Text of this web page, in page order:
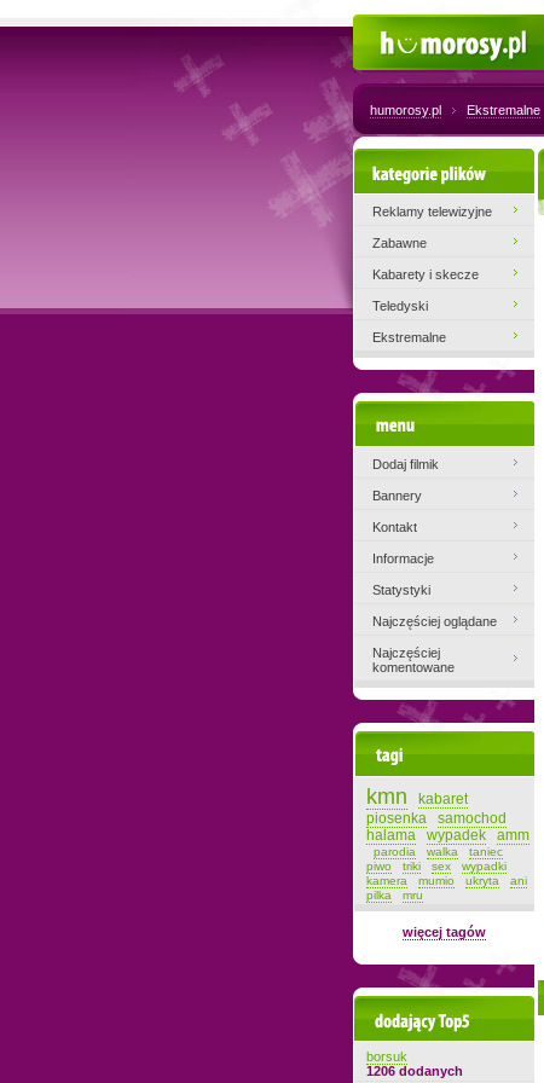
humorosy.pl Ekstremalne
Kategorie plików
Reklamy telewizyjne
Zabawne
Kabarety i skecze
Teledyski
Ekstremalne
Dodaj filmik
Bannery
Kontakt
Informacje
Statystyki
Najczęściej oglądane
Najczęściej
komentowane
kmn
kabaret
piosenka
samochod
halama
wypadek amm
parodia walka
taniec
piwo
triki sex
wypadki
kamera
mumio ukryta
ani
pilka
mru
więcej tagów
Dodający top-5
borsuk
1206 dodanych